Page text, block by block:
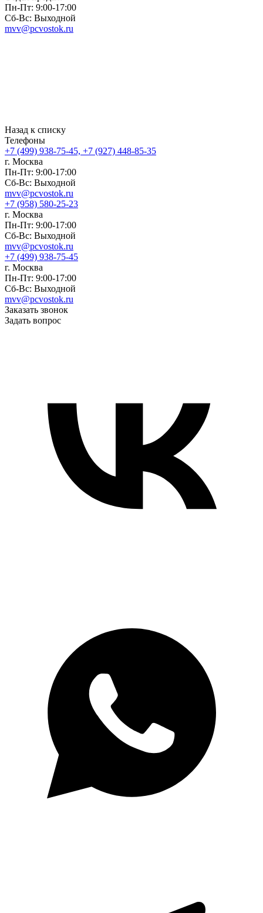
Пн-Пт: 9:00-17:00
Сб-Вс: Выходной
mvv@pcvostok.ru
Назад к списку
Телефоны
+7 (499) 938-75-45, +7 (927) 448-85-35
г. Москва
Пн-Пт: 9:00-17:00
Сб-Вс: Выходной
mvv@pcvostok.ru
+7 (958) 580-25-23
г. Москва
Пн-Пт: 9:00-17:00
Сб-Вс: Выходной
mvv@pcvostok.ru
+7 (499) 938-75-45
г. Москва
Пн-Пт: 9:00-17:00
Сб-Вс: Выходной
mvv@pcvostok.ru
Заказать звонок
Задать вопрос